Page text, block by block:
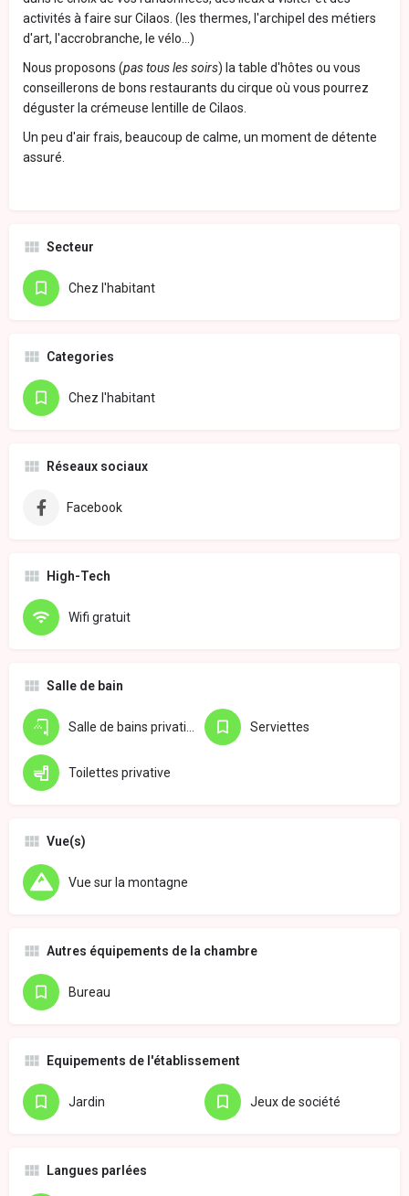
activités à faire sur Cilaos. (les thermes, l'archipel des métiers
d'art, l'accrobranche, le vélo...)
Nous proposons (pas tous les soirs) la table d'hôtes ou vous
conseillerons de bons restaurants du cirque où vous pourrez
déguster la crémeuse lentille de Cilaos.
Un peu d'air frais, beaucoup de calme, un moment de détente
assuré.
Secteur
Chez l'habitant
Categories
Chez l'habitant
Réseaux sociaux
Facebook
High-Tech
Wifi gratuit
Salle de bain
Salle de bains privative Serviettes
Toilettes privative
Vue(s)
Vue sur la montagne
Autres équipements de la chambre
Bureau
Equipements de l'établissement
Jardin Jeux de société
Langues parlées